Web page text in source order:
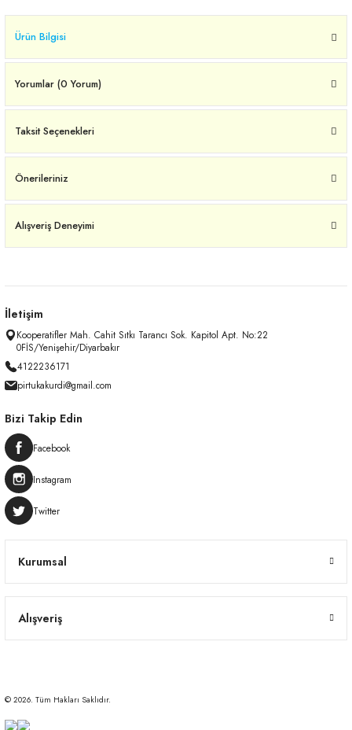
Ürün Bilgisi
Yorumlar (0 Yorum)
Taksit Seçenekleri
Önerileriniz
Alışveriş Deneyimi
İletişim
Kooperatifler Mah. Cahit Sıtkı Tarancı Sok. Kapitol Apt. No:22
0FİS/Yenişehir/Diyarbakır
4122236171
pirtukakurdi@gmail.com
Kurumsal
Alışveriş
Bizi Takip Edin
Facebook
Instagram
Twitter
© 2026. Tüm Hakları Saklıdır.